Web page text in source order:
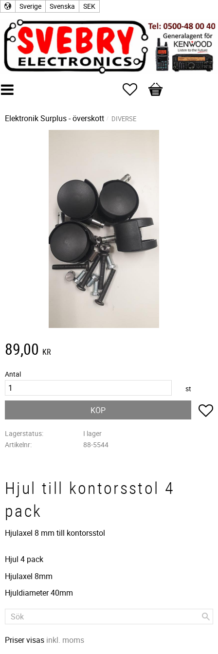
Sverige Svenska SEK
Favoriter
Kundvagn
Elektronik Surplus - överskott DIVERSE
89,00 KR
Antal
st
KÖP
Lagerstatus
I lager
Artikelnr
88-5544
Hjul till kontorsstol 4
pack
Hjulaxel 8 mm till kontorsstol
Hjul 4 pack
Hjulaxel 8mm
Hjuldiameter 40mm
Priser visas inkl. moms